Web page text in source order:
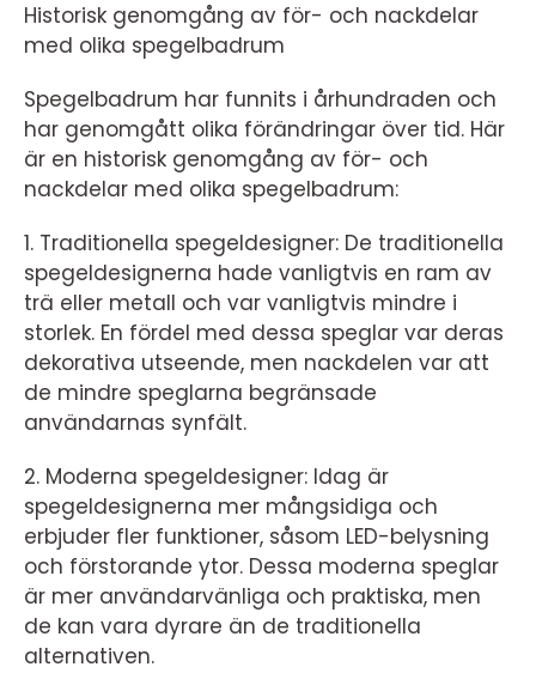
Historisk genomgång av för- och nackdelar
med olika spegelbadrum
Spegelbadrum har funnits i århundraden och
har genomgått olika förändringar över tid. Här
är en historisk genomgång av för- och
nackdelar med olika spegelbadrum:
1. Traditionella spegeldesigner: De traditionella
spegeldesignerna hade vanligtvis en ram av
trä eller metall och var vanligtvis mindre i
storlek. En fördel med dessa speglar var deras
dekorativa utseende, men nackdelen var att
de mindre speglarna begränsade
användarnas synfält.
2. Moderna spegeldesigner: Idag är
spegeldesignerna mer mångsidiga och
erbjuder fler funktioner, såsom LED-belysning
och förstorande ytor. Dessa moderna speglar
är mer användarvänliga och praktiska, men
de kan vara dyrare än de traditionella
alternativen.